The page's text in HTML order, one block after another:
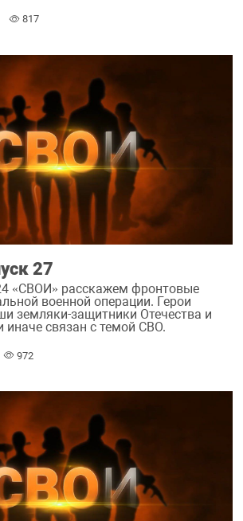
817
27
«СВОИ» расскажем фронтовые
военной операции. Герои
земляки-защитники Отечества и
иначе связан с темой СВО.
972